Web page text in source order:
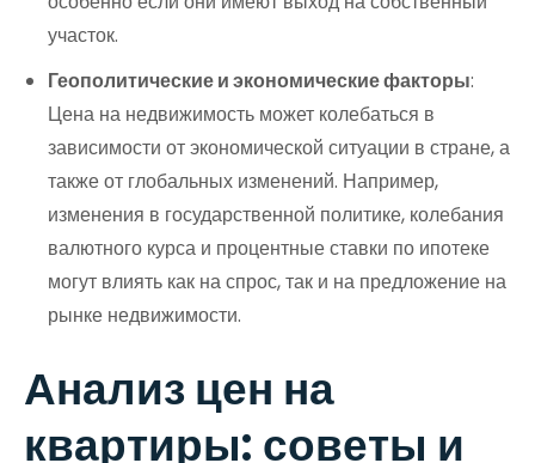
участок.
Геополитические и экономические факторы:
Цена на недвижимость может колебаться в
зависимости от экономической ситуации в стране, а
также от глобальных изменений. Например,
изменения в государственной политике, колебания
валютного курса и процентные ставки по ипотеке
могут влиять как на спрос, так и на предложение на
рынке недвижимости.
Анализ цен на
квартиры: советы и